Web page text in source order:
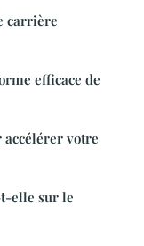
carrière
efficace de
votre
elle sur le